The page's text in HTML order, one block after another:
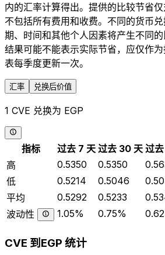
内的汇率计算得出。提供的比较节省
不包括所有费用和收费。不同的货币
期、时间和其他个人因素将产生不同
结果可能不能表示实际节省，应仅作
表每季度更新一次。
汇率 兑换后价值
1 CVE 兑换为 EGP
指标 过去 7 天 过去 30 天 过
高
0.5350 0.5350
低
0.5214 0.5046
平均
0.5292 0.5233
波动性
1.05% 0.75%
CVE 到EGP 统计